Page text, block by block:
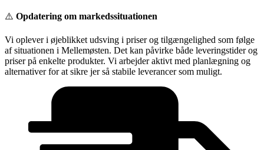
Videre
indhold
⚠️ Opdatering om markedssituationen
Vi oplever i øjeblikket udsving i priser og tilgængelighed som følge
af situationen i Mellemøsten. Det kan påvirke både leveringstider og
priser på enkelte produkter. Vi arbejder aktivt med planlægning og
alternativer for at sikre jer så stabile leverancer som muligt.